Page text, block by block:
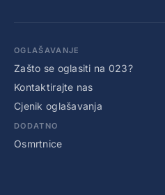
OGLAŠAVANJE
Zašto se oglasiti na 023?
Kontaktirajte nas
Cjenik oglašavanja
DODATNO
Osmrtnice